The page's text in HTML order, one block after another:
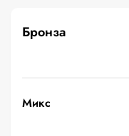
Бронза
Микс